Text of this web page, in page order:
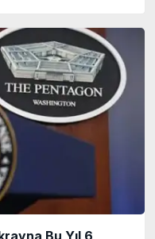
Bu Yıl 6